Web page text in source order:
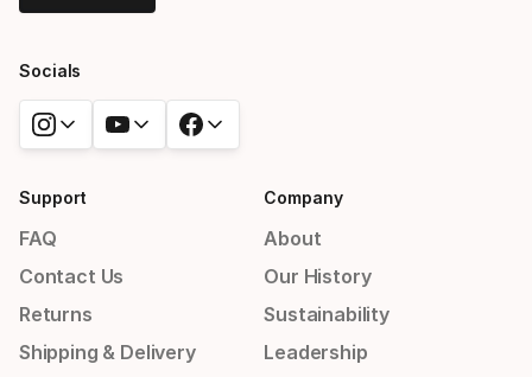
Socials
Support
FAQ
Contact Us
Returns
Shipping & Delivery
Company
About
Our History
Sustainability
Leadership